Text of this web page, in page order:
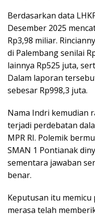
Berdasarkan data
Desember 2025
Rp3,98 miliar.
di Palembang senilai
lainnya Rp525 juta,
Dalam laporan
sebesar Rp998,3 juta.
Nama Indri kemudian
terjadi perdebatan
MPR RI. Polemik
SMAN 1 Pontianak
sementara jawaban
benar.
Keputusan itu
merasa telah